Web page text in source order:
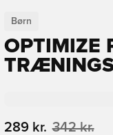
Børn
OPTIMIZE
289 kr. 342 kr.